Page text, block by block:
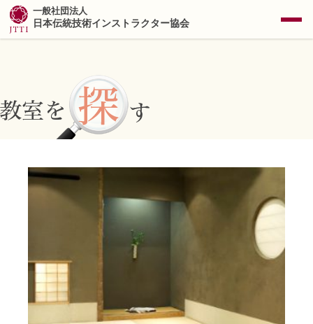
一般社団法人
日本伝統技術インストラクター協会